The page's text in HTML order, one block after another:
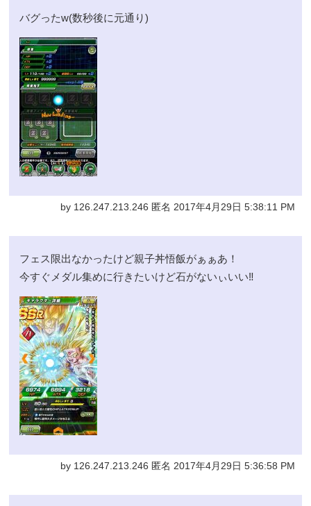
バグったw(数秒後に元通り)
by 126.247.213.246 匿名 2017年4月29日 5:38:11 PM
フェス限出なかったけど親子丼悟飯がぁぁあ！
今すぐメダル集めに行きたいけど石がないぃいい‼︎
by 126.247.213.246 匿名 2017年4月29日 5:36:58 PM